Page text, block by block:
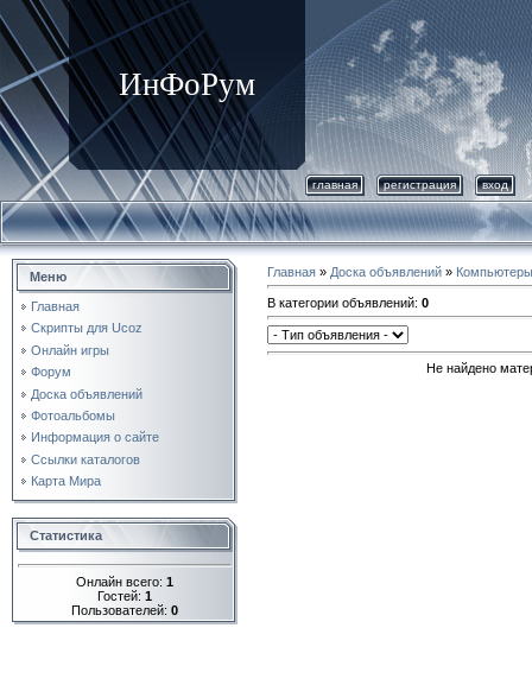
ИнФоРум
главная регистрация вход
Меню
Главная
Cкрипты для Ucoz
Онлайн игры
Форум
Доска объявлений
Фотоальбомы
Информация о сайте
Ccылки каталогов
Карта Мира
Статистика
Онлайн всего: 1
Гостей: 1
Пользователей: 0
Главная » Доска объявлений » Компьютеры
В категории объявлений: 0
Не найдено